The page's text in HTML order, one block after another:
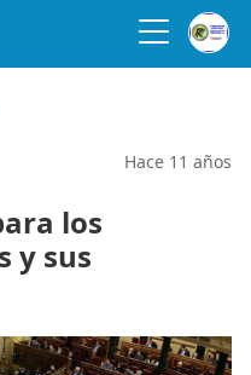
Hace 11 años
los
y sus